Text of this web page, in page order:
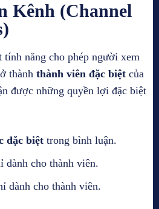
Kênh (Channel
tính năng cho phép người xem
thành thành viên đặc biệt của
được những quyền lợi đặc biệt
đặc biệt trong bình luận.
dành cho thành viên.
dành cho thành viên.